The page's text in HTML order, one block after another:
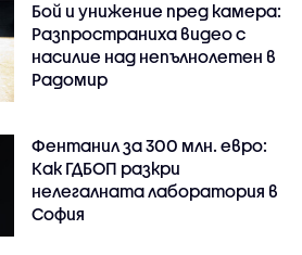
Бой и унижение пред камера:
Разпространиха видео с
насилие над непълнолетен в
Радомир
Фентанил за 300 млн. евро:
Как ГДБОП разкри
нелегалната лаборатория в
София